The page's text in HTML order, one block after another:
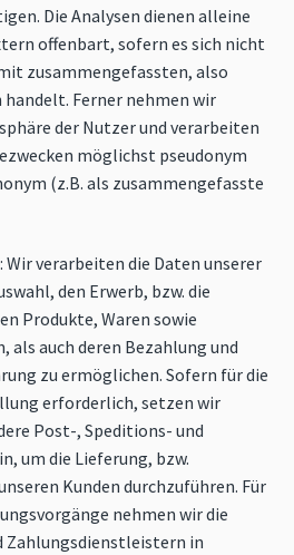
Die Analysen dienen alleine
offenbart, sofern es sich nicht
zusammengefassten, also
Ferner nehmen wir
der Nutzer und verarbeiten
möglichst pseudonym
(z.B. als zusammengefasste
: Wir verarbeiten die Daten unserer
den Erwerb, bzw. die
Produkte, Waren sowie
als auch deren Bezahlung und
zu ermöglichen. Sofern für die
erforderlich, setzen wir
Post-, Speditions- und
um die Lieferung, bzw.
Kunden durchzuführen. Für
nehmen wir die
Zahlungsdienstleistern in